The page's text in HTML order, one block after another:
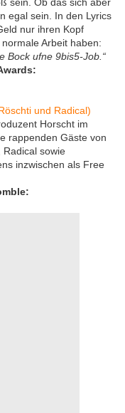
egal sein. In den Lyrics
nur ihren Kopf
Arbeit haben:
Bock ufne 9bis5-Job.“
und Radical)
Horscht im
rappenden Gäste von
Radical sowie
inzwischen als Free